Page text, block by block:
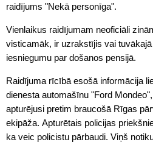
raidījums "Nekā personīga".
Vienlaikus raidījumam neoficiāli
visticamāk, ir uzrakstījis vai
iesniegumu par došanos pensijā.
Raidījuma rīcībā esošā informācija
dienesta automašīnu "Ford
apturējusi pretim braucošā Rīgas
ekipāža. Apturētais policijas
ka veic policistu pārbaudi. Viņš